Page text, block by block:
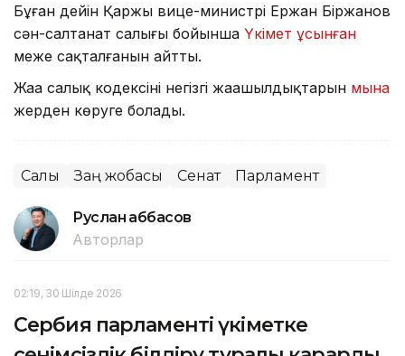
Бұған дейін Қаржы вице-министрі Ержан Біржанов
сән-салтанат салығы бойынша Үкімет ұсынған
меже сақталғанын айтты.
Жаңа салық кодексінің негізгі жаңашылдықтарын мына
жерден көруге болады.
Салық Заң жобасы Сенат Парламент
Руслан Ғаббасов
Авторлар
02:19, 30 Шілде 2026
Сербия парламенті үкіметке